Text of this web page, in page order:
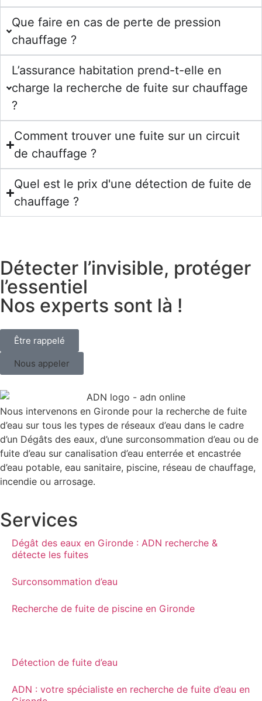
Que faire en cas de perte de pression
chauffage ?
L’assurance habitation prend-t-elle en
charge la recherche de fuite sur chauffage
?
Comment trouver une fuite sur un circuit
de chauffage ?
Quel est le prix d'une détection de fuite de
chauffage ?
Détecter l’invisible, protéger
l’essentiel
Nos experts sont là !
Être rappelé
Nous appeler
Nous intervenons en Gironde pour la recherche de fuite
d’eau sur tous les types de réseaux d’eau dans le cadre
d’un Dégâts des eaux, d’une surconsommation d’eau ou de
fuite d’eau sur canalisation d’eau enterrée et encastrée
d’eau potable, eau sanitaire, piscine, réseau de chauffage,
incendie ou arrosage.
Services
Dégât des eaux en Gironde : ADN recherche &
détecte les fuites
Surconsommation d’eau
Recherche de fuite de piscine en Gironde
Détection de fuite d’eau
ADN : votre spécialiste en recherche de fuite d’eau en